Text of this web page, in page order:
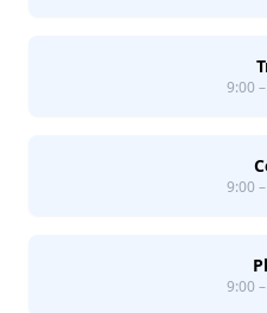
9:00
9:00
9:00